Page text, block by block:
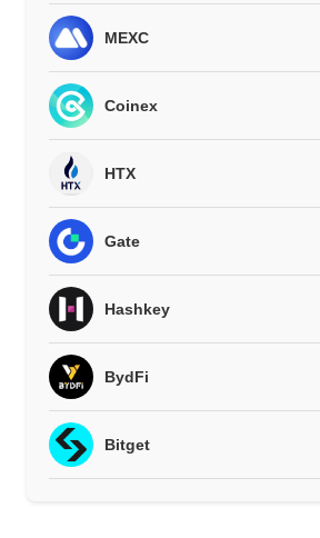
MEXC
Coinex
HTX
Gate
Hashkey
BydFi
Bitget